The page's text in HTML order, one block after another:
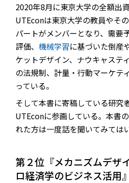
2020年8月に東京大学の全額出
UTEconは東京大学の教員やそ
パートがメンバーとなり、需要
評価、 機械学習に基づいた倒産
ケットデザイン、ナウキャステ
の法規制、計量・行動マーケテ
っている。
そして本書に寄稿している研究
UTEconに参画している。本書
れた方は一度話を聞いてみては
第２位『メカニズムデ
ロ経済学のビジネス活用』